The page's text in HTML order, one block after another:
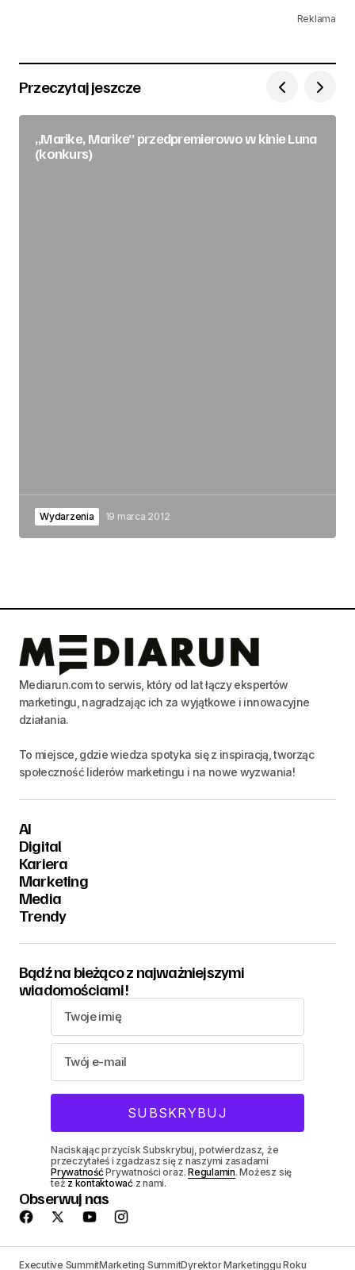
Reklama
Przeczytaj jeszcze
„Marike, Marike” przedpremierowo w kinie Luna
(konkurs)
Wydarzenia 19 marca 2012
Mediarun.com to serwis, który od lat łączy ekspertów
marketingu, nagradzając ich za wyjątkowe i innowacyjne
działania.
To miejsce, gdzie wiedza spotyka się z inspiracją, tworząc
społeczność liderów marketingu i na nowe wyzwania!
AI
Digital
Kariera
Marketing
Media
Trendy
Bądź na bieżąco z najważniejszymi
wiadomościami!
Naciskając przycisk Subskrybuj, potwierdzasz, że
przeczytałeś i zgadzasz się z naszymi zasadami
PrywatnośćPrywatności oraz.Regulamin. Możesz się
też z kontaktowaćz nami.
Obserwuj nas
Executive SummitMarketing SummitDyrektor Marketinggu Roku